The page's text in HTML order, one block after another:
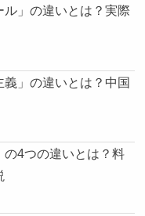
ル」の違いとは？実際
義」の違いとは？中国
の4つの違いとは？料